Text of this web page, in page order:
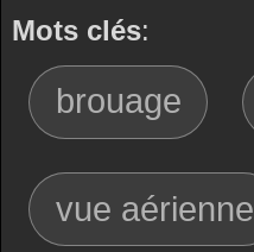
Mots clés:
brouage
vue aérienne